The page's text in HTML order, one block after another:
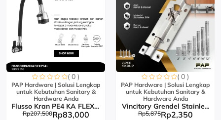
( 0 )
PAP Hardware | Solusi Lengkap
untuk Kebutuhan Sanitary &
Hardware Anda
Flusso Kran PE4 KA FLEX L...
Rp207,500Rp83,000
( 0 )
PAP Hardware | Solusi Lengkap
untuk Kebutuhan Sanitary &
Hardware Anda
Vincitory Grendel Stainle...
Rp5,875Rp2,350